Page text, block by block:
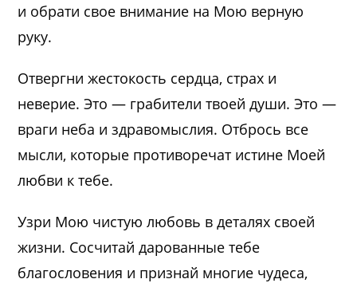
и обрати свое внимание на Мою верную
руку.
Отвергни жестокость сердца, страх и
неверие. Это — грабители твоей души. Это —
враги неба и здравомыслия. Отбрось все
мысли, которые противоречат истине Моей
любви к тебе.
Узри Мою чистую любовь в деталях своей
жизни. Сосчитай дарованные тебе
благословения и признай многие чудеса,